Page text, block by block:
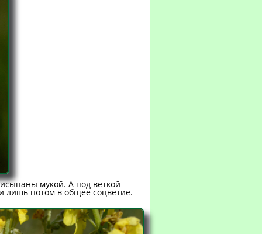
мукой. А под веткой
лишь потом в общее соцветие.